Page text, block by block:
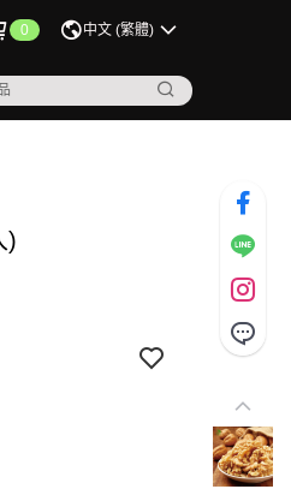
0 中文 (繁體)
)